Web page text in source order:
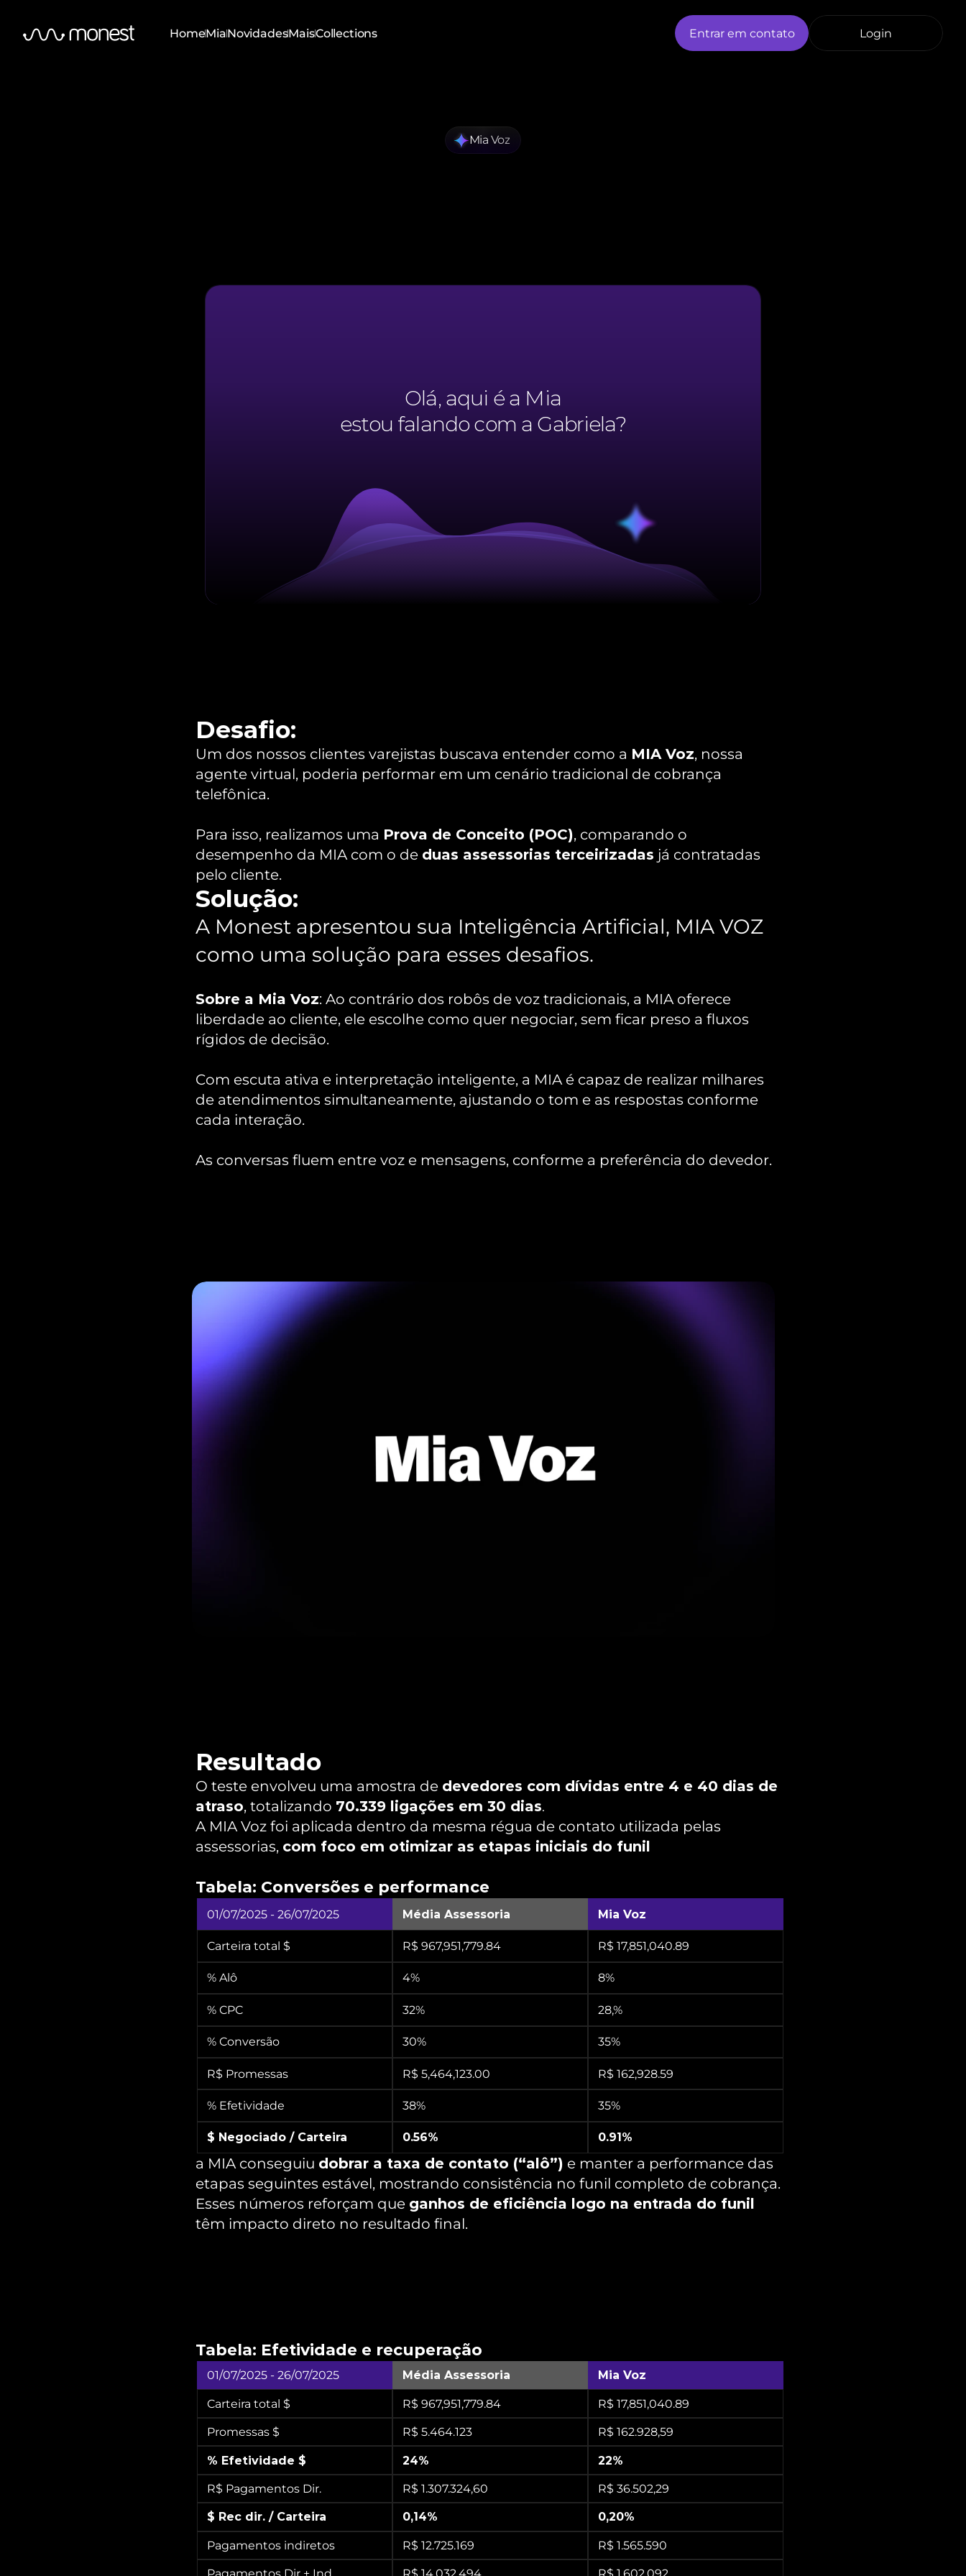
HomeMiaNovidadesMaisCollections
Entrar em contato Login
Mia Voz
Olá, aqui é a Mia
estou falando com a Gabriela?
Desafio:
Um dos nossos clientes varejistas buscava entender como a MIA Voz, nossa
agente virtual, poderia performar em um cenário tradicional de cobrança
telefônica.
Para isso, realizamos uma Prova de Conceito (POC), comparando o
desempenho da MIA com o de duas assessorias terceirizadas já contratadas
pelo cliente.
Solução:
A Monest apresentou sua Inteligência Artificial, MIA VOZ
como uma solução para esses desafios.
Sobre a Mia Voz: Ao contrário dos robôs de voz tradicionais, a MIA oferece
liberdade ao cliente, ele escolhe como quer negociar, sem ficar preso a fluxos
rígidos de decisão.
Com escuta ativa e interpretação inteligente, a MIA é capaz de realizar milhares
de atendimentos simultaneamente, ajustando o tom e as respostas conforme
cada interação.
As conversas fluem entre voz e mensagens, conforme a preferência do devedor.
Resultado
O teste envolveu uma amostra de devedores com dívidas entre 4 e 40 dias de
atraso, totalizando 70.339 ligações em 30 dias.
A MIA Voz foi aplicada dentro da mesma régua de contato utilizada pelas
assessorias, com foco em otimizar as etapas iniciais do funil
Tabela: Conversões e performance
01/07/2025 - 26/07/2025 Média Assessoria Mia Voz
Carteira total $ R$ 967,951,779.84 R$ 17,851,040.89
% Alô 4% 8%
% CPC 32% 28,%
% Conversão 30% 35%
R$ Promessas R$ 5,464,123.00 R$ 162,928.59
% Efetividade 38% 35%
$ Negociado / Carteira 0.56% 0.91%
a MIA conseguiu dobrar a taxa de contato (“alô”) e manter a performance das
etapas seguintes estável, mostrando consistência no funil completo de cobrança.
Esses números reforçam que ganhos de eficiência logo na entrada do funil
têm impacto direto no resultado final.
Tabela: Efetividade e recuperação
01/07/2025 - 26/07/2025 Média Assessoria Mia Voz
Carteira total $ R$ 967,951,779.84 R$ 17,851,040.89
Promessas $ R$ 5.464.123 R$ 162.928,59
% Efetividade $ 24% 22%
R$ Pagamentos Dir. R$ 1.307.324,60 R$ 36.502,29
$ Rec dir. / Carteira 0,14% 0,20%
Pagamentos indiretos R$ 12.725.169 R$ 1.565.590